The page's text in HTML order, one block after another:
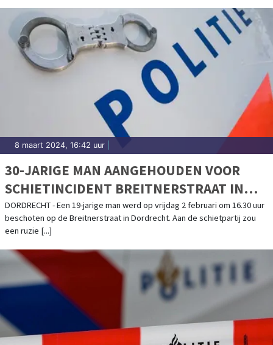
8 maart 2024, 16:42 uur
30-JARIGE MAN AANGEHOUDEN VOOR
SCHIETINCIDENT BREITNERSTRAAT IN
DORDRECHT
DORDRECHT - Een 19-jarige man werd op vrijdag 2 februari om 16.30 uur
beschoten op de Breitnerstraat in Dordrecht. Aan de schietpartij zou
een ruzie [...]